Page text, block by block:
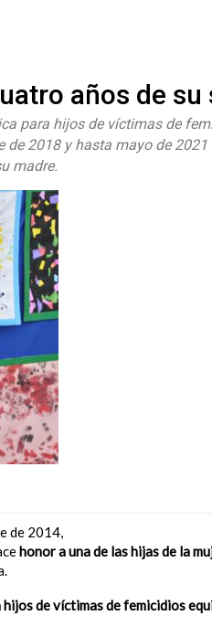
años de su
para hijos de víctimas de
2018 y hasta mayo de
madre.
de 2014,
honor a una de las hijas de la
de víctimas de femicidios